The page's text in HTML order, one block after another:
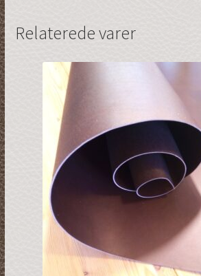
Relaterede varer